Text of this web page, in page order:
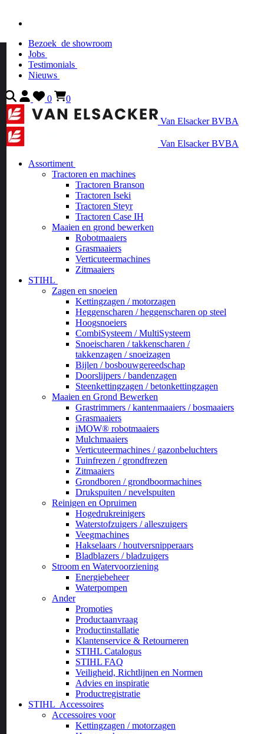
Bezoek de showroom
Jobs
Testimonials
Nieuws
0 0
Van Elsacker BVBA
Van Elsacker BVBA
Assortiment
Tractoren en machines
Tractoren Branson
Tractoren Iseki
Tractoren Steyr
Tractoren Case IH
Maaien en grond bewerken
Robotmaaiers
Grasmaaiers
Verticuteermachines
Zitmaaiers
STIHL
Zagen en snoeien
Kettingzagen / motorzagen
Heggenscharen / heggenscharen op steel
Hoogsnoeiers
CombiSysteem / MultiSysteem
Snoeischaren / takkenscharen /
takkenzagen / snoeizagen
Bijlen / bosbouwgereedschap
Doorslijpers / bandenzagen
Steenkettingzagen / betonkettingzagen
Maaien en Grond Bewerken
Grastrimmers / kantenmaaiers / bosmaaiers
Grasmaaiers
iMOW® robotmaaiers
Mulchmaaiers
Verticuteermachines / gazonbeluchters
Tuinfrezen / grondfrezen
Zitmaaiers
Grondboren / grondboormachines
Drukspuiten / nevelspuiten
Reinigen en Opruimen
Hogedrukreinigers
Waterstofzuigers / alleszuigers
Veegmachines
Hakselaars / houtversnipperaars
Bladblazers / bladzuigers
Stroom en Watervoorziening
Energiebeheer
Waterpompen
Ander
Promoties
Productaanvraag
Productinstallatie
Klantenservice & Retourneren
STIHL Catalogus
STIHL FAQ
Veiligheid, Richtlijnen en Normen
Advies en inspiratie
Productregistratie
STIHL Accessoires
Accessoires voor
Kettingzagen / motorzagen